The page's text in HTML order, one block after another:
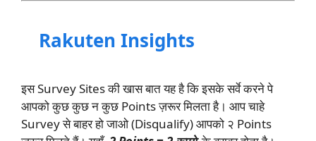
Rakuten Insights
इस Survey Sites की खास बात यह है कि इसके सर्वे करने पे
आपको कुछ कुछ न कुछ Points ज़रूर मिलता है। आप चाहे
Survey से बाहर हो जाओ (Disqualify) आपको २ Points